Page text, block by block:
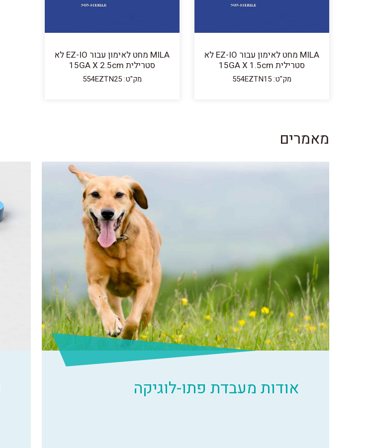
MILA מחט לאימון עבור EZ-IO לא
סטרילית 15GA X 1.5cm
מק"ט: 554EZTN15
MILA מחט לאימון עבור EZ-IO לא
סטרילית 15GA X 2.5cm
מק"ט: 554EZTN25
מאמרים
אודות מעבדת פתו-לוגיקה